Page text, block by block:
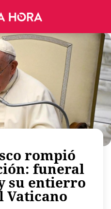
rompió
funeral
su entierro
Vaticano